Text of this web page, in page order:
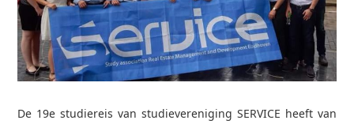
De 19e studiereis van studievereniging SERVICE heeft van